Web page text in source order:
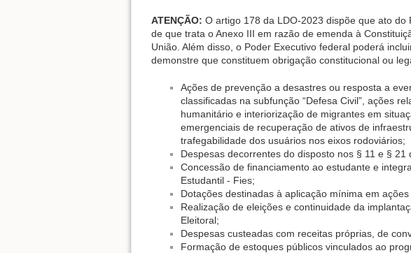
ATENÇÃO: O artigo 178 da LDO-2023 dispõe que ato
de que trata o Anexo III em razão de emenda à
União. Além disso, o Poder Executivo federal poderá
demonstre que constituem obrigação constitucional ou
Ações de prevenção a desastres ou resposta a
classificadas na subfunção “Defesa Civil”, ações
humanitário e interiorização de migrantes em
emergenciais de recuperação de ativos de
trafegabilidade dos usuários nos eixos rodoviários;
Despesas decorrentes do disposto nos § 11 e § 21
Concessão de financiamento ao estudante e
Estudantil - Fies;
Dotações destinadas à aplicação mínima em
Realização de eleições e continuidade da
Eleitoral;
Despesas custeadas com receitas próprias, de
Formação de estoques públicos vinculados ao